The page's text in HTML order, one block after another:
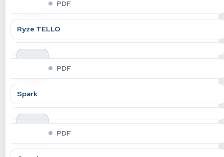
PDF
Ryze TELLO
indir
PDF
Spark
indir
PDF